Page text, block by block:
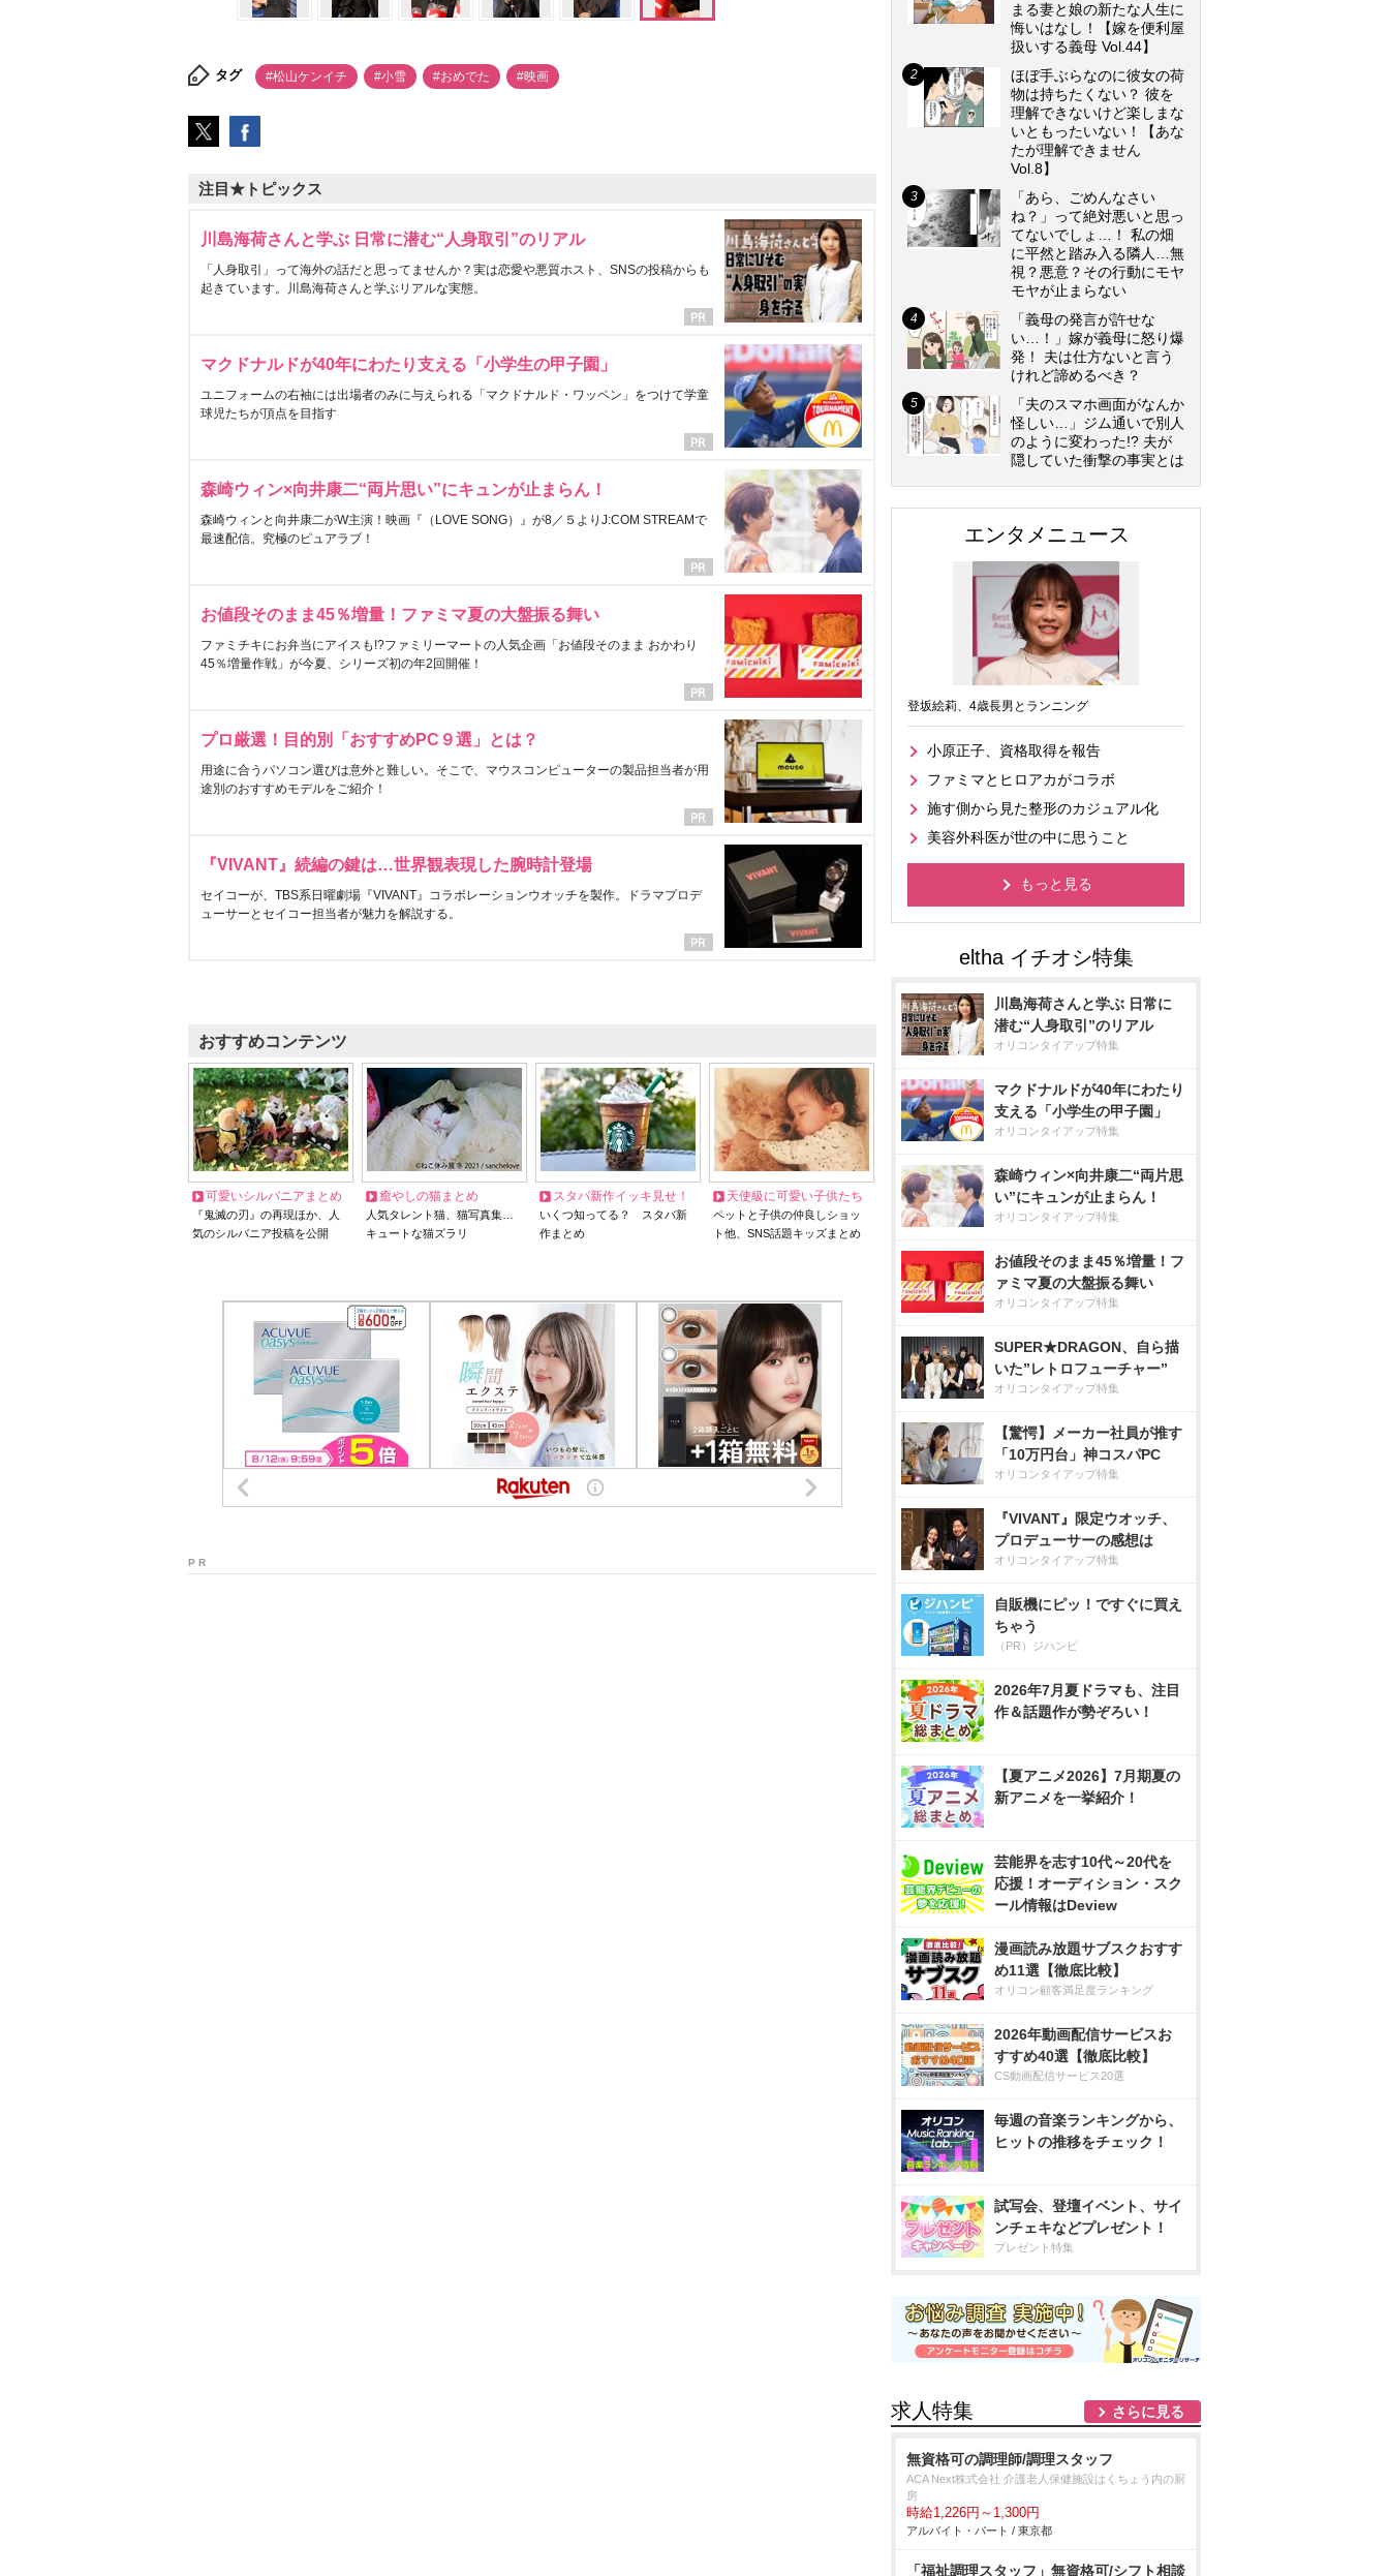
タグ #松山ケンイチ #小雪 #おめでた #映画
注目★トピックス
川島海荷さんと学ぶ 日常に潜む“人身取引”のリアル
「人身取引」って海外の話だと思ってませんか？実は恋愛や悪質ホスト、SNSの投稿からも
起きています。川島海荷さんと学ぶリアルな実態。
マクドナルドが40年にわたり支える「小学生の甲子園」
ユニフォームの右袖には出場者のみに与えられる「マクドナルド・ワッペン」をつけて学童
球児たちが頂点を目指す
森崎ウィン×向井康二“両片思い”にキュンが止まらん！
森崎ウィンと向井康二がW主演！映画『（LOVE SONG）』が8／５よりJ:COM STREAMで
最速配信。究極のピュアラブ！
お値段そのまま45％増量！ファミマ夏の大盤振る舞い
ファミチキにお弁当にアイスも!?ファミリーマートの人気企画「お値段そのまま おかわり
45％増量作戦」が今夏、シリーズ初の年2回開催！
プロ厳選！目的別「おすすめPC９選」とは？
用途に合うパソコン選びは意外と難しい。そこで、マウスコンピューターの製品担当者が用
途別のおすすめモデルをご紹介！
『VIVANT』続編の鍵は…世界観表現した腕時計登場
セイコーが、TBS系日曜劇場『VIVANT』コラボレーションウオッチを製作。ドラマプロデ
ューサーとセイコー担当者が魅力を解説する。
おすすめコンテンツ
可愛いシルバニアまとめ
『鬼滅の刃』の再現ほか、人
気のシルバニア投稿を公開
癒やしの猫まとめ
人気タレント猫、猫写真集…
キュートな猫ズラリ
スタバ新作イッキ見せ！
いくつ知ってる？ スタバ新
作まとめ
天使級に可愛い子供たち
ペットと子供の仲良しショッ
ト他、SNS話題キッズまとめ
P R
まる妻と娘の新たな人生に
悔いはなし！【嫁を便利屋
扱いする義母 Vol.44】
ほぼ手ぶらなのに彼女の荷
物は持ちたくない？ 彼を
理解できないけど楽しまな
いともったいない！【あな
たが理解できません
Vol.8】
「あら、ごめんなさい
ね？」って絶対悪いと思っ
てないでしょ…！ 私の畑
に平然と踏み入る隣人…無
視？悪意？その行動にモヤ
モヤが止まらない
「義母の発言が許せな
い…！」嫁が義母に怒り爆
発！ 夫は仕方ないと言う
けれど諦めるべき？
「夫のスマホ画面がなんか
怪しい…」ジム通いで別人
のように変わった!? 夫が
隠していた衝撃の事実とは
エンタメニュース
登坂絵莉、4歳長男とランニング
小原正子、資格取得を報告
ファミマとヒロアカがコラボ
施す側から見た整形のカジュアル化
美容外科医が世の中に思うこと
もっと見る
川島海荷さんと学ぶ 日常に
潜む“人身取引”のリアル
オリコンタイアップ特集
マクドナルドが40年にわたり
支える「小学生の甲子園」
オリコンタイアップ特集
森崎ウィン×向井康二“両片思
い”にキュンが止まらん！
オリコンタイアップ特集
お値段そのまま45％増量！フ
ァミマ夏の大盤振る舞い
オリコンタイアップ特集
SUPER★DRAGON、自ら描
いた”レトロフューチャー”
オリコンタイアップ特集
【驚愕】メーカー社員が推す
「10万円台」神コスパPC
オリコンタイアップ特集
『VIVANT』限定ウオッチ、
プロデューサーの感想は
オリコンタイアップ特集
自販機にピッ！ですぐに買え
ちゃう
（PR）ジハンピ
2026年7月夏ドラマも、注目
作＆話題作が勢ぞろい！
【夏アニメ2026】7月期夏の
新アニメを一挙紹介！
芸能界を志す10代～20代を
応援！オーディション・スク
ール情報はDeview
漫画読み放題サブスクおすす
め11選【徹底比較】
オリコン顧客満足度ランキング
2026年動画配信サービスお
すすめ40選【徹底比較】
CS動画配信サービス20選
毎週の音楽ランキングから、
ヒットの推移をチェック！
試写会、登壇イベント、サイ
ンチェキなどプレゼント！
プレゼント特集
求人特集 さらに見る
無資格可の調理師/調理スタッフ
ACA Next株式会社 介護老人保健施設はくちょう内の厨
房
時給1,226円～1,300円
アルバイト・パート / 東京都
「福祉調理スタッフ」無資格可/シフト相談